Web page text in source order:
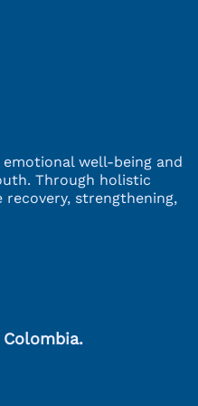
well-being and
Through holistic
strengthening,